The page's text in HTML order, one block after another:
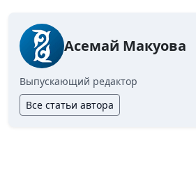
Асемай Макуова
Выпускающий редактор
Все статьи автора